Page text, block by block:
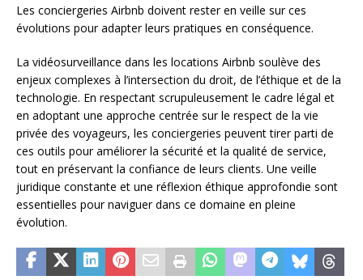
Les conciergeries Airbnb doivent rester en veille sur ces
évolutions pour adapter leurs pratiques en conséquence.
La vidéosurveillance dans les locations Airbnb soulève des
enjeux complexes à l’intersection du droit, de l’éthique et de la
technologie. En respectant scrupuleusement le cadre légal et
en adoptant une approche centrée sur le respect de la vie
privée des voyageurs, les conciergeries peuvent tirer parti de
ces outils pour améliorer la sécurité et la qualité de service,
tout en préservant la confiance de leurs clients. Une veille
juridique constante et une réflexion éthique approfondie sont
essentielles pour naviguer dans ce domaine en pleine
évolution.